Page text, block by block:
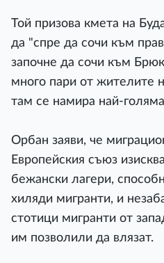
Той призова кмета на
да "спре да сочи към
започне да сочи към
много пари от жителите
там се намира най-
Орбан заяви, че
Европейския съюз
бежански лагери,
хиляди мигранти, и
стотици мигранти от
им позволили да влязат.